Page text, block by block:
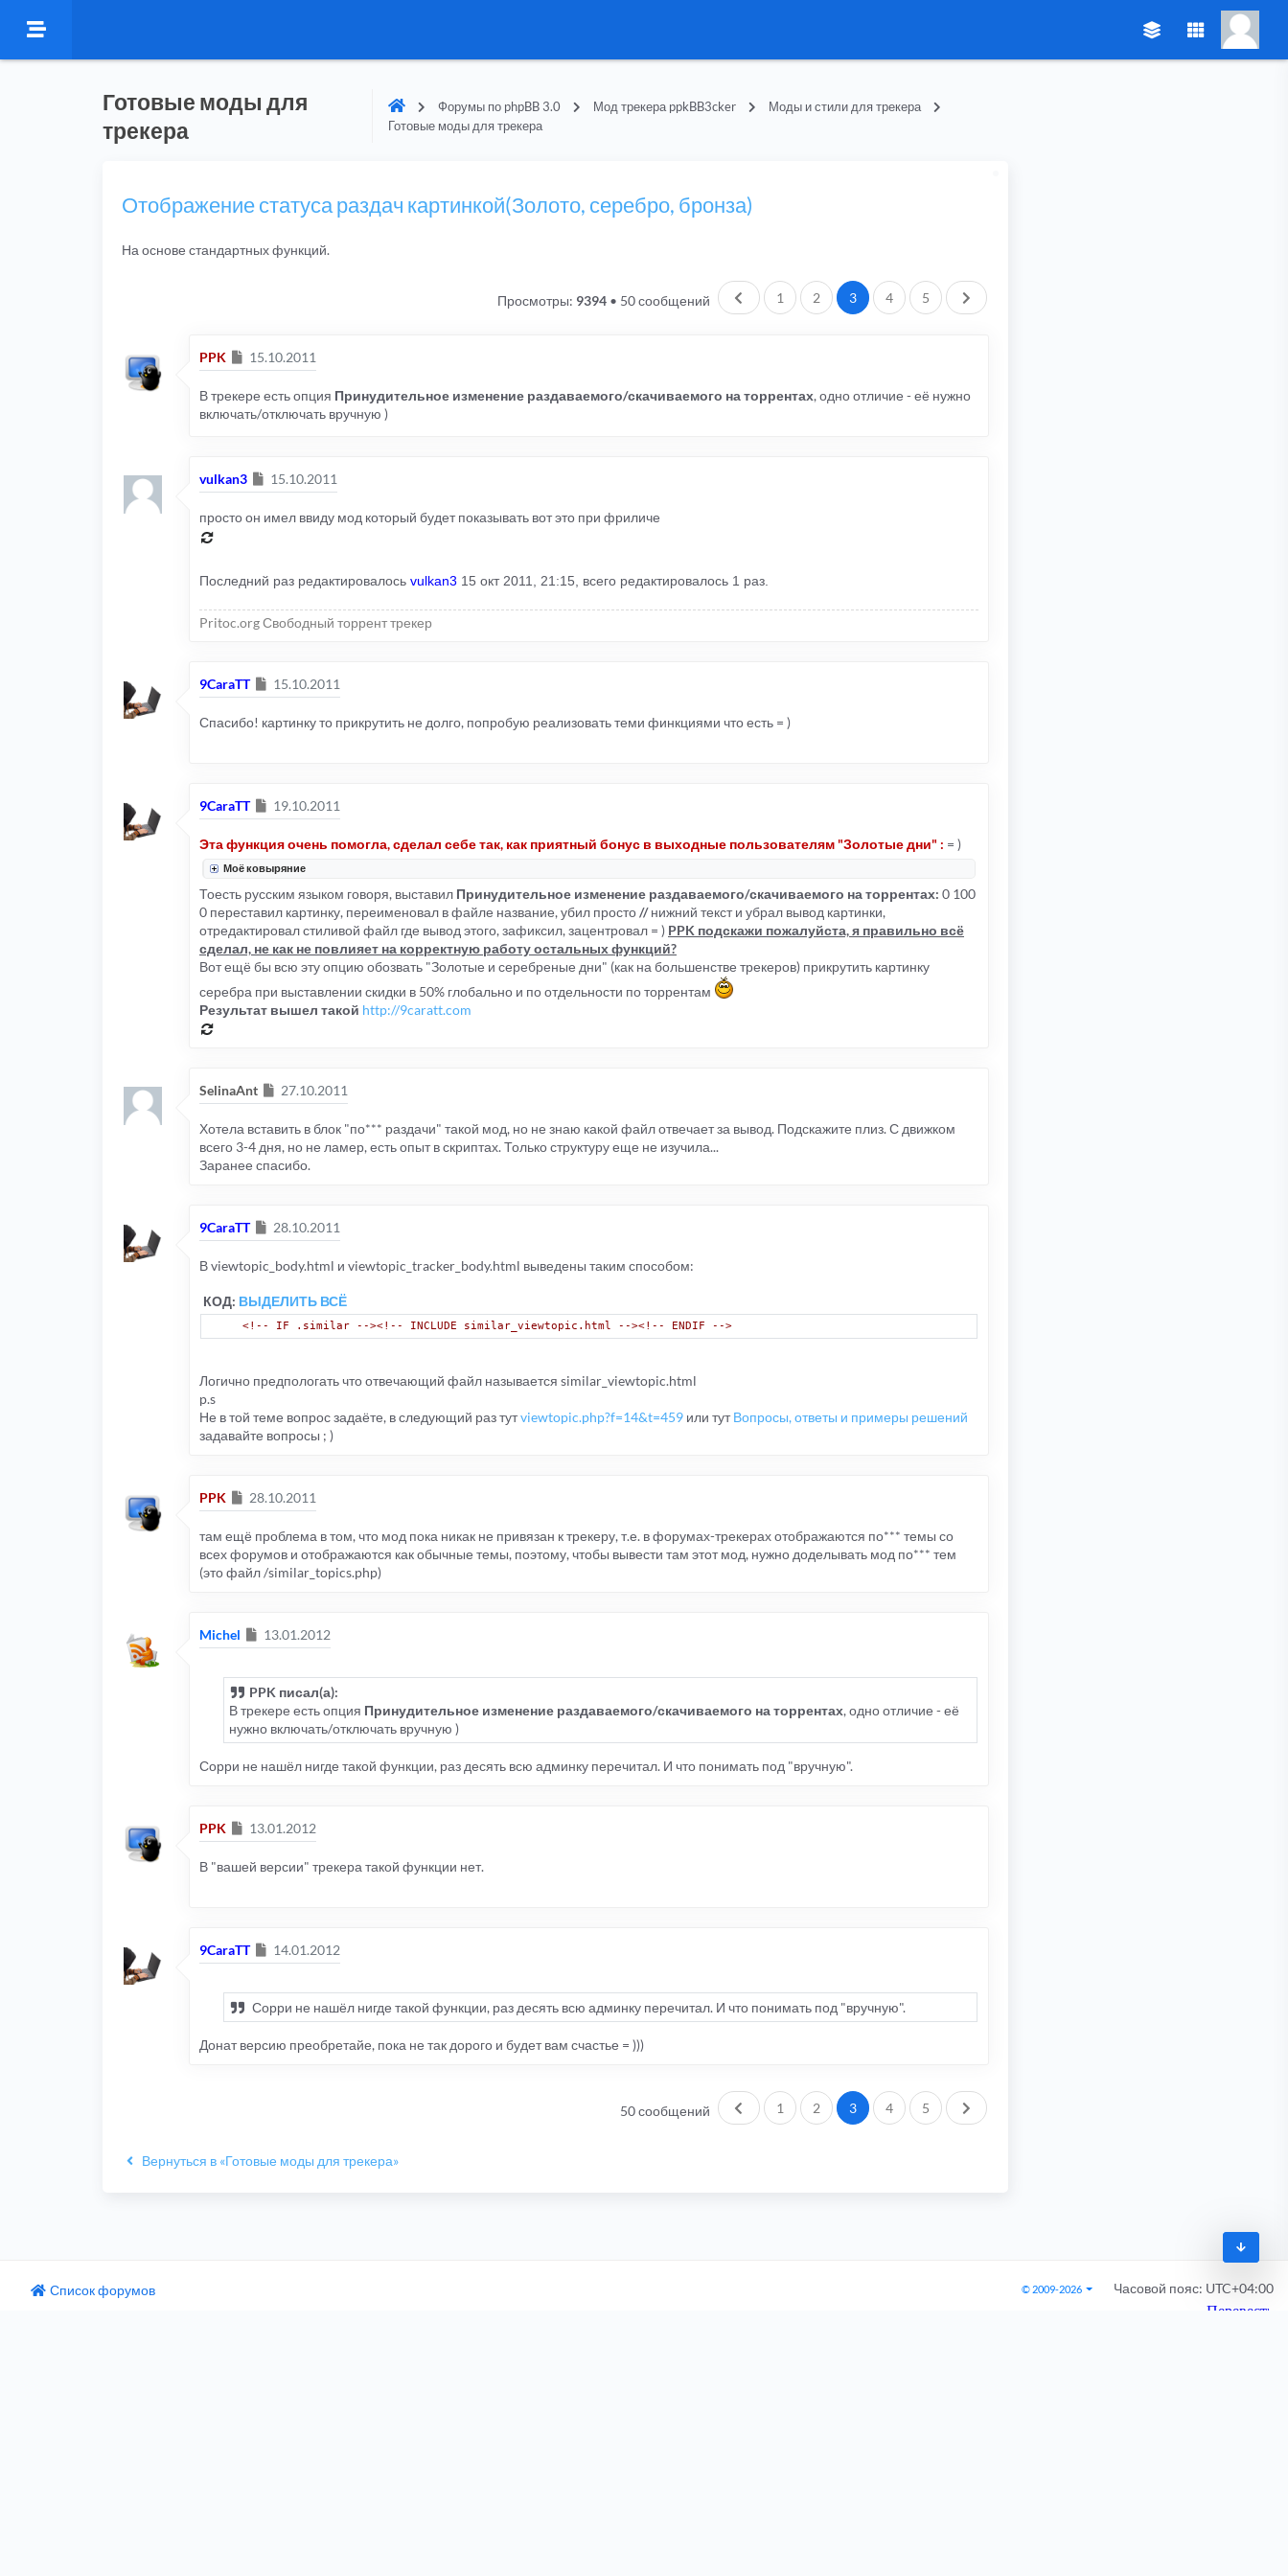
Готовые моды для
трекера
Форумы по phpBB 3.0 Мод трекера ppkBB3cker
Моды и стили для трекера
Готовые моды для трекера
Отображение статуса раздач картинкой(Золото, серебро, бронза)
На основе стандартных функций.
50 сообщений Пред.1 2 3 4 5 След.
Просмотры: 9394 •
PPK Сообщение
15.10.2011
В трекере есть опция Принудительное изменение раздаваемого/скачиваемого на торрентах, одно отличие - её нужно
включать/отключать вручную )
vulkan3 Сообщение
15.10.2011
просто он имел ввиду мод который будет показывать вот это при фриличе
Последний раз редактировалось vulkan3 15 окт 2011, 21:15, всего редактировалось 1 раз.
Pritoc.org Свободный торрент трекер
9CaraTT Сообщение
15.10.2011
Спасибо! картинку то прикрутить не долго, попробую реализовать теми финкциями что есть = )
9CaraTT Сообщение
19.10.2011
Эта функция очень помогла, сделал себе так, как приятный бонус в выходные пользователям "Золотые дни" : = )
Моё ковыряние
Тоесть русским языком говоря, выставил Принудительное изменение раздаваемого/скачиваемого на торрентах: 0 100
0 переставил картинку, переименовал в файле название, убил просто//нижний текст и убрал вывод картинки,
отредактировал стиливой файл где вывод этого, зафиксил, зацентровал = ) PPK подскажи пожалуйста, я правильно всё
сделал, не как не повлияет на корректную работу остальных функций?
Вот ещё бы всю эту опцию обозвать "Золотые и серебреные дни" (как на большенстве трекеров) прикрутить картинку
серебра при выставлении скидки в 50% глобально и по отдельности по торрентам
Результат вышел такой http://9caratt.com
SelinaAnt Сообщение
27.10.2011
Хотела вставить в блок "по*** раздачи" такой мод, но не знаю какой файл отвечает за вывод. Подскажите плиз. С движком
всего 3-4 дня, но не ламер, есть опыт в скриптах. Только структуру еще не изучила...
Заранее спасибо.
9CaraTT Сообщение
28.10.2011
В viewtopic_body.html и viewtopic_tracker_body.html выведены таким способом:
КОД: ВЫДЕЛИТЬ ВСЁ
<!-- IF .similar --><!-- INCLUDE similar_viewtopic.html --><!-- ENDIF -->
Логично предпологать что отвечающий файл называется similar_viewtopic.html
p.s
Не в той теме вопрос задаёте, в следующий раз тутviewtopic.php?f=14&t=459 или тутВопросы, ответы и примеры решений
задавайте вопросы ; )
PPK Сообщение
28.10.2011
там ещё проблема в том, что мод пока никак не привязан к трекеру, т.е. в форумах-трекерах отображаются по*** темы со
всех форумов и отображаются как обычные темы, поэтому, чтобы вывести там этот мод, нужно доделывать мод по*** тем
(это файл /similar_topics.php)
Michel Сообщение
13.01.2012
PPK писал(а):
В трекере есть опция Принудительное изменение раздаваемого/скачиваемого на торрентах, одно отличие - её
нужно включать/отключать вручную )
Сорри не нашёл нигде такой функции, раз десять всю админку перечитал. И что понимать под "вручную".
PPK Сообщение
13.01.2012
В "вашей версии" трекера такой функции нет.
9CaraTT Сообщение
14.01.2012
Сорри не нашёл нигде такой функции, раз десять всю админку перечитал. И что понимать под "вручную".
Донат версию преобретайе, пока не так дорого и будет вам счастье = )))
50 сообщений Пред.1 2 3 4 5 След.
Вернуться в «Готовые моды для трекера»
Список форумов © 2009-2026 Часовой пояс: UTC+04:00